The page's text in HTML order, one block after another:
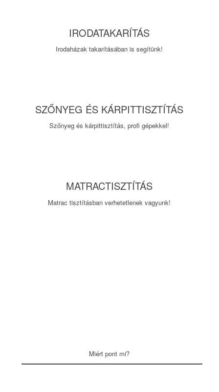
IRODATAKARÍTÁS
Irodaházak takarításában is segítünk!
SZŐNYEG ÉS KÁRPITTISZTÍTÁS
Szőnyeg és kárpittisztítás, profi gépekkel!
MATRACTISZTÍTÁS
Matrac tisztításban verhetetlenek vagyunk!
Miért pont mi?